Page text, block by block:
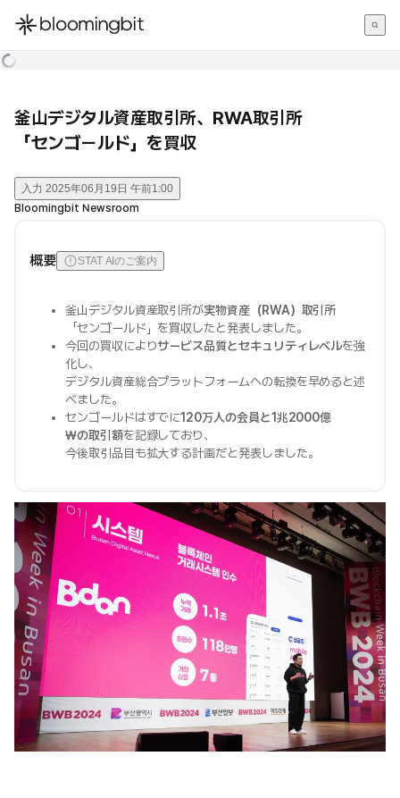
한국어
釜山デジタル資産取引所、RWA取引所
「センゴールド」を買収
入力 2025年06月19日 午前1:00
Bloomingbit Newsroom
概要 STAT AIのご案内
釜山デジタル資産取引所が実物資産（RWA）取引所
「センゴールド」を買収したと発表しました。
今回の買収によりサービス品質とセキュリティレベルを強
化し、
デジタル資産総合プラットフォームへの転換を早めると述
べました。
センゴールドはすでに120万人の会員と1兆2000億
₩の取引額を記録しており、
今後取引品目も拡大する計画だと発表しました。